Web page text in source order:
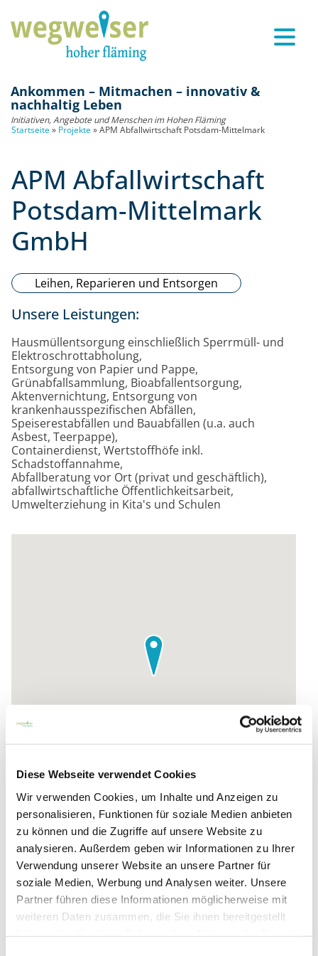
Diese Webseite verwendet Cookies
Wir verwenden Cookies, um Inhalte und Anzeigen zu
personalisieren, Funktionen für soziale Medien anbieten
zu können und die Zugriffe auf unsere Website zu
analysieren. Außerdem geben wir Informationen zu Ihrer
Verwendung unserer Website an unsere Partner für
soziale Medien, Werbung und Analysen weiter. Unsere
Partner führen diese Informationen möglicherweise mit
weiteren Daten zusammen, die Sie ihnen bereitgestellt
Ankommen – Mitmachen – innovativ &
nachhaltig Leben
Initiativen, Angebote und Menschen im Hohen Fläming
Startseite » Projekte »APM Abfallwirtschaft Potsdam-Mittelmark
APM Abfallwirtschaft
Potsdam-Mittelmark
GmbH
Leihen, Reparieren und Entsorgen
Unsere Leistungen:
Hausmüllentsorgung einschließlich Sperrmüll- und
Elektroschrottabholung,
Entsorgung von Papier und Pappe,
Grünabfallsammlung, Bioabfallentsorgung,
Aktenvernichtung, Entsorgung von
krankenhausspezifischen Abfällen,
Speiserestabfällen und Bauabfällen (u.a. auch
Asbest, Teerpappe),
Containerdienst, Wertstoffhöfe inkl.
Schadstoffannahme,
Abfallberatung vor Ort (privat und geschäftlich),
abfallwirtschaftliche Öffentlichkeitsarbeit,
Umwelterziehung in Kita's und Schulen
Zur Routenplanung